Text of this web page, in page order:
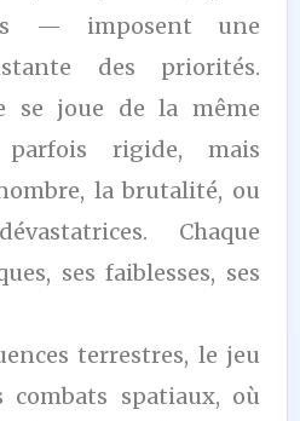
— imposent une
des priorités.
se joue de la même
rigide, mais
la brutalité, ou
Chaque
ses faiblesses, ses
terrestres, le jeu
combats spatiaux, où